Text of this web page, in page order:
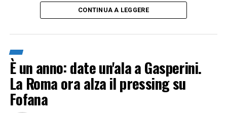
CONTINUA A LEGGERE
È un anno: date un'ala a Gasperini.
La Roma ora alza il pressing su
Fofana